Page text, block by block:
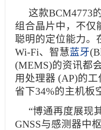
这款BCM4773
组合晶片中，不仅
聪明的定位能力。
Wi-Fi、智慧蓝牙
(MEMS)的资讯都
用处理器 (AP)的
省下34%的主机板
“博通再度展现
GNSS与感测器中